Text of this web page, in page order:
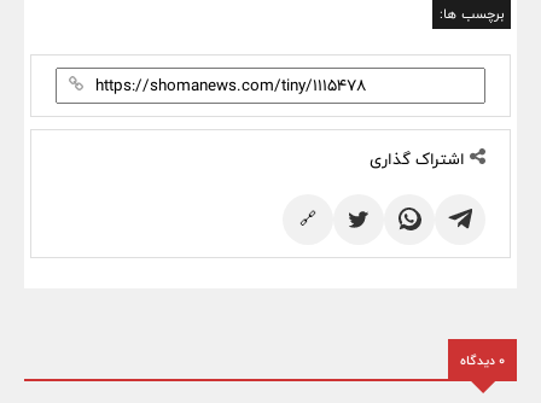
برچسب ها:
اشتراک گذاری
🔗
0 دیدگاه